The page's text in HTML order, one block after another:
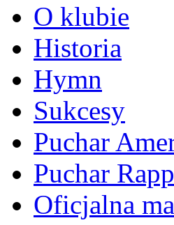
O klubie
Historia
Hymn
Sukcesy
Puchar
Puchar
Oficjalna